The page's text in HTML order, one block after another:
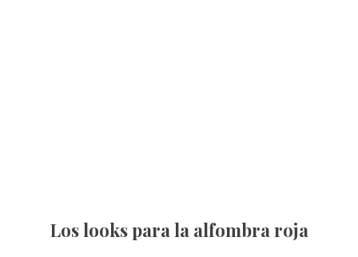
Los looks para la alfombra roja